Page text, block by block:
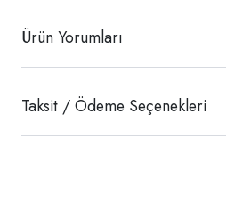
Ürün Yorumları
Taksit / Ödeme Seçenekleri